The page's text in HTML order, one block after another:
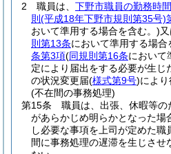
2
職員は、 下野市職員の勤務時
則 (平成18年下野市規則第35号)
おいて準用する場合を含む。)
則第13条において準用する場合
条第3項(同規則第16条において
定により届出をする必要が生じ
の状況変更届(様式第9号)により
(不在間の事務処理)
第15条
職員は、出張、休暇等の
があらかじめ明らかとなった場
し必要な事項を上司が定めた
間に事務処理の遅滞を生じさせ